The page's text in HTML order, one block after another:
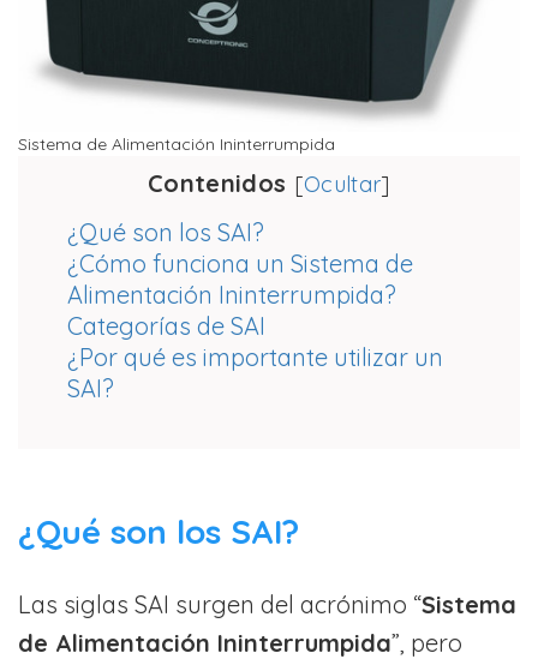
Sistema de Alimentación Ininterrumpida
Contenidos [Ocultar]
¿Qué son los SAI?
¿Cómo funciona un Sistema de
Alimentación Ininterrumpida?
Categorías de SAI
¿Por qué es importante utilizar un
SAI?
¿Qué son los SAI?
Las siglas SAI surgen del acrónimo “Sistema
de Alimentación Ininterrumpida”, pero